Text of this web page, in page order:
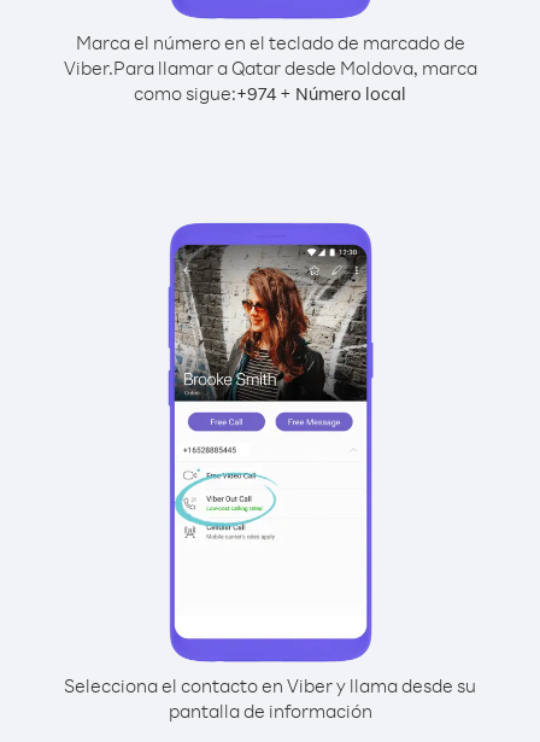
Marca el número en el teclado de marcado de
Viber.Para llamar a Qatar desde Moldova, marca
como sigue:+974 + Número local
Selecciona el contacto en Viber y llama desde su
pantalla de información